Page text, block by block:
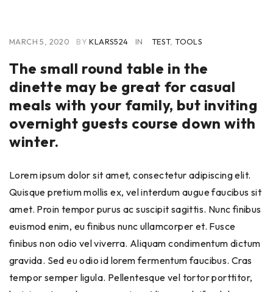
MARCH 5, 2020 BY KLARS524 IN TEST,TOOLS
The small round table in the
dinette may be great for casual
meals with your family, but inviting
overnight guests course down with
winter.
Lorem ipsum dolor sit amet, consectetur adipiscing elit.
Quisque pretium mollis ex, vel interdum augue faucibus sit
amet. Proin tempor purus ac suscipit sagittis. Nunc finibus
euismod enim, eu finibus nunc ullamcorper et. Fusce
finibus non odio vel viverra. Aliquam condimentum dictum
gravida. Sed eu odio id lorem fermentum faucibus. Cras
tempor semper ligula. Pellentesque vel tortor porttitor,